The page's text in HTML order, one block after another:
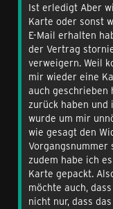
Ist erledigt Aber
Karte oder sonst
E-Mail erhalten
der Vertrag
verweigern. Weil
mir wieder eine
auch geschrieben
zurück haben
wurde um mir
wie gesagt den
zudem habe ich
Karte gepackt.
möchte auch,
nicht nur, dass